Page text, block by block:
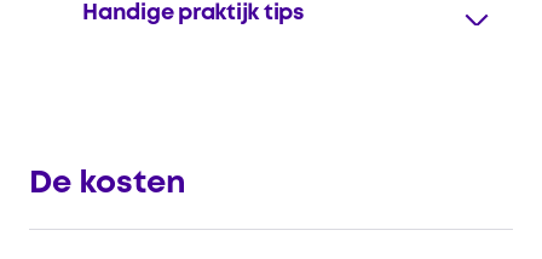
Handige praktijk tips
De kosten